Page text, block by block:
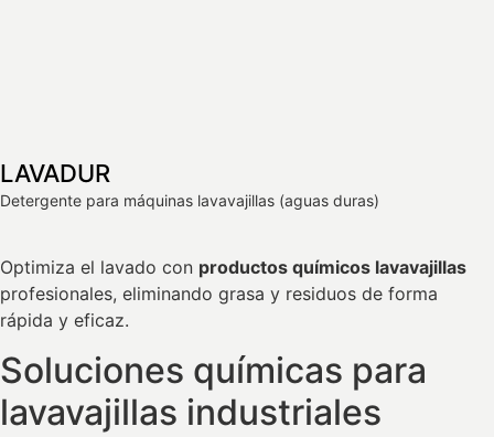
LAVADUR
Detergente para máquinas lavavajillas (aguas duras)
Optimiza el lavado con productos químicos lavavajillas
profesionales, eliminando grasa y residuos de forma
rápida y eficaz.
Soluciones químicas para
lavavajillas industriales